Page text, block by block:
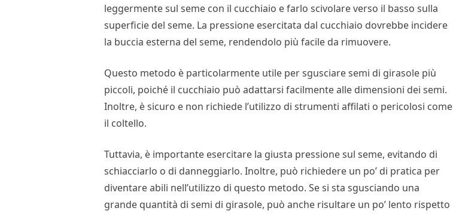
leggermente sul seme con il cucchiaio e farlo scivolare verso il basso sulla
superficie del seme. La pressione esercitata dal cucchiaio dovrebbe incidere
la buccia esterna del seme, rendendolo più facile da rimuovere.
Questo metodo è particolarmente utile per sgusciare semi di girasole più
piccoli, poiché il cucchiaio può adattarsi facilmente alle dimensioni dei semi.
Inoltre, è sicuro e non richiede l’utilizzo di strumenti affilati o pericolosi come
il coltello.
Tuttavia, è importante esercitare la giusta pressione sul seme, evitando di
schiacciarlo o di danneggiarlo. Inoltre, può richiedere un po’ di pratica per
diventare abili nell’utilizzo di questo metodo. Se si sta sgusciando una
grande quantità di semi di girasole, può anche risultare un po’ lento rispetto